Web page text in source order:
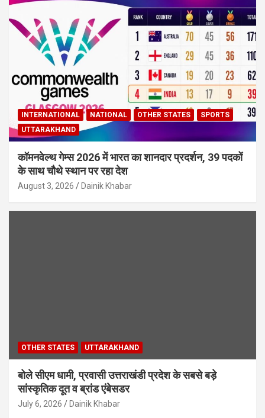
INTERNATIONAL NATIONAL OTHER STATES
SPORTS
UTTARAKHAND
कॉमनवेल्थ गेम्स 2026 में भारत का शानदार प्रदर्शन, 39 पदकों
के साथ चौथे स्थान पर रहा देश
August 3, 2026 Dainik Khabar
OTHER STATES UTTARAKHAND
बोले सीएम धामी, प्रवासी उत्तराखंडी प्रदेश के सबसे बड़े
सांस्कृतिक दूत व ब्रांड एंबेसडर
July 6, 2026 Dainik Khabar